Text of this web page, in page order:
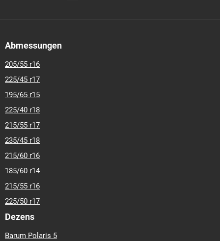
Abmessungen
205/55 r16
225/45 r17
195/65 r15
225/40 r18
215/55 r17
235/45 r18
215/60 r16
185/60 r14
215/55 r16
225/50 r17
Dezens
Barum Polaris 5